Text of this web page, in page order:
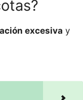
excesiva y